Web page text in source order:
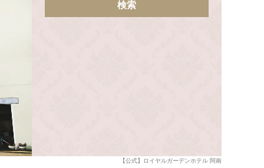
検索
【公式】ロイヤルガーデンホテル 阿南